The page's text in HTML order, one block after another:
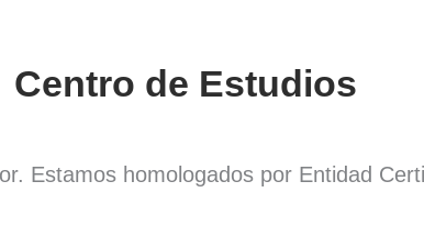
Centro de Estudios
Estamos homologados por Entidad